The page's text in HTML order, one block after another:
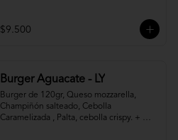
$9.500
Burger Aguacate - LY
Burger de 120gr, Queso mozzarella,
Champiñón salteado, Cebolla
Caramelizada , Palta, cebolla crispy. +